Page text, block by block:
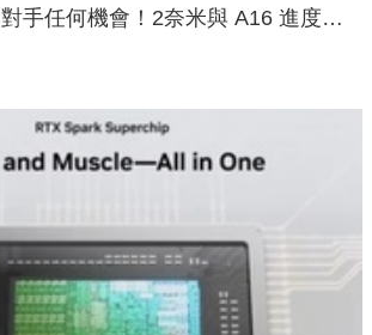
對手任何機會！2奈米與 A16 進度超